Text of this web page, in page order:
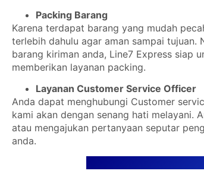
Packing Barang
Karena terdapat barang yang mudah
terlebih dahulu agar aman sampai
barang kiriman anda, Line7 Express siap
memberikan layanan packing.
Layanan Customer Service Officer
Anda dapat menghubungi Customer
kami akan dengan senang hati melayani.
atau mengajukan pertanyaan seputar
anda.